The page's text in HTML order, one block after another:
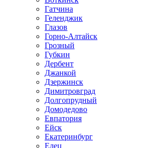
Гатчина
Геленджик
Глазов
Горно-Алтайск
Грозный
Губкин
Дербент
Джанкой
Дзержинск
Димитровград
Долгопрудный
Домодедово
Евпатория
Ейск
Екатеринбург
Елец